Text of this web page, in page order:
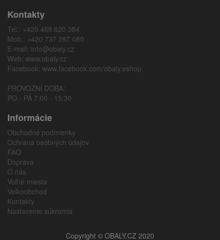
Kontakty
Tel.: +420 469 620 384
Mob.: +420 737 287 080
E-mail: info@obaly.cz
Web: www.obaly.cz
Facebook: www.facebook.com/obaly.eshop
PROVOZNÍ DOBA:
PO - PÁ 7:00 - 15:30
Informácie
Obchodné podmienky
Ochrana osobných údajov
FAQ
Doprava
O nás
Voľné miesta
Veľkoobchod
Kontakty
Nastavenie súkromia
Copyright © OBALY.CZ 2020